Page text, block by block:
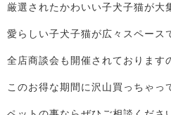
厳選されたかわいい子犬子猫が大
愛らしい子犬子猫が広々スペー
全店商談会も開催されております
このお得な期間に沢山買っちゃっ